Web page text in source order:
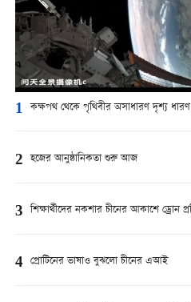
1 কক্ষপথ থেকে পৃথিবীর অসাধারণ দৃশ্য
2 হজের আনুষ্ঠানিকতা শুরু আজ
3 শিক্ষার্থীদের নকশার চীনের আকাশে ড্রোন
4 প্রোটিনের ভাষাও বুঝলো চীনের এআই